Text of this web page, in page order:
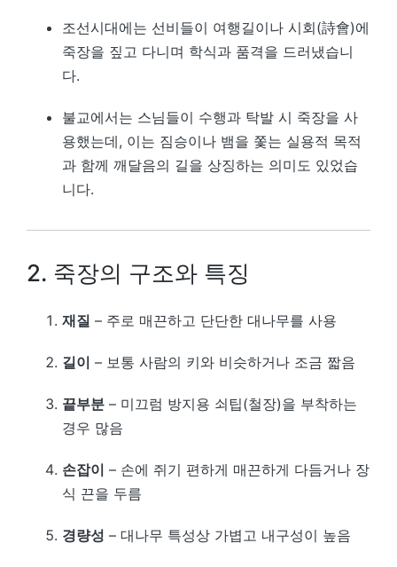
조선시대에는 선비들이 여행길이나 시회(詩會)에
죽장을 짚고 다니며 학식과 품격을 드러냈습니
다.
불교에서는 스님들이 수행과 탁발 시 죽장을 사
용했는데, 이는 짐승이나 뱀을 쫓는 실용적 목적
과 함께 깨달음의 길을 상징하는 의미도 있었습
니다.
2. 죽장의 구조와 특징
재질 – 주로 매끈하고 단단한 대나무를 사용
길이 – 보통 사람의 키와 비슷하거나 조금 짧음
끝부분 – 미끄럼 방지용 쇠팁(철장)을 부착하는
경우 많음
손잡이 – 손에 쥐기 편하게 매끈하게 다듬거나 장
식 끈을 두름
경량성 – 대나무 특성상 가볍고 내구성이 높음